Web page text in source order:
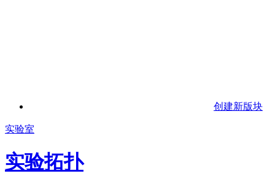
创建新版块
实验室
实验拓扑